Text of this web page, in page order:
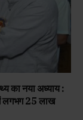
का नया अध्याय :
लगभग 25 लाख